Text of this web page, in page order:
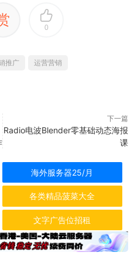
0
推广 运营营销
下一篇
Radio电波Blender零基础动态海报
课
海外服务器25/月
各类精品菠菜大全
文字广告位招租